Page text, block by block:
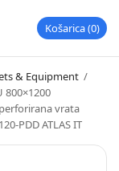
Košarica 0
& Equipment /
800×1200
vrata
PDD ATLAS IT